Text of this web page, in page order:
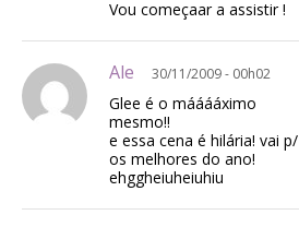
Vou começaar a assistir !
Ale 30/11/2009 - 00h02
Glee é o mááááximo
mesmo!!
e essa cena é hilária! vai p/
os melhores do ano!
ehggheiuheiuhiu